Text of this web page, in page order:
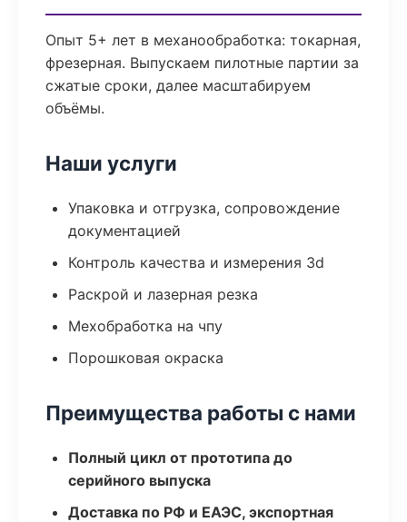
Опыт 5+ лет в механообработка: токарная,
фрезерная. Выпускаем пилотные партии за
сжатые сроки, далее масштабируем
объёмы.
Наши услуги
Упаковка и отгрузка, сопровождение
документацией
Контроль качества и измерения 3d
Раскрой и лазерная резка
Мехобработка на чпу
Порошковая окраска
Преимущества работы с нами
Полный цикл от прототипа до
серийного выпуска
Доставка по РФ и ЕАЭС, экспортная